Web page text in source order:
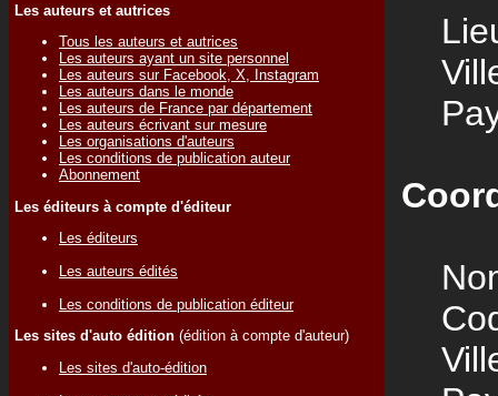
Les auteurs et autrices
Tous les auteurs et autrices
Les auteurs ayant un site personnel
Les auteurs sur Facebook, X, Instagram
Les auteurs dans le monde
Les auteurs de France par département
Les auteurs écrivant sur mesure
Les organisations d'auteurs
Les conditions de publication auteur
Abonnement
Les éditeurs à compte d'éditeur
Les éditeurs
Les auteurs édités
Les conditions de publication éditeur
Les sites d'auto édition (édition à compte d'auteur)
Les sites d'auto-édition